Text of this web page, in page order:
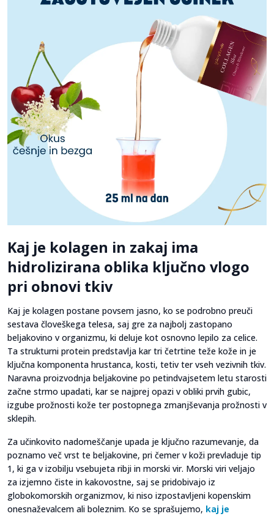
Kaj je kolagen in zakaj ima
hidrolizirana oblika ključno vlogo
pri obnovi tkiv
Kaj je kolagen postane povsem jasno, ko se podrobno preuči
sestava človeškega telesa, saj gre za najbolj zastopano
beljakovino v organizmu, ki deluje kot osnovno lepilo za celice.
Ta strukturni protein predstavlja kar tri četrtine teže kože in je
ključna komponenta hrustanca, kosti, tetiv ter vseh vezivnih tkiv.
Naravna proizvodnja beljakovine po petindvajsetem letu starosti
začne strmo upadati, kar se najprej opazi v obliki prvih gubic,
izgube prožnosti kože ter postopnega zmanjševanja prožnosti v
sklepih.
Za učinkovito nadomeščanje upada je ključno razumevanje, da
poznamo več vrst te beljakovine, pri čemer v koži prevladuje tip
1, ki ga v izobilju vsebujeta ribji in morski vir. Morski viri veljajo
za izjemno čiste in kakovostne, saj se pridobivajo iz
globokomorskih organizmov, ki niso izpostavljeni kopenskim
onesnaževalcem ali boleznim. Ko se sprašujemo, kaj je